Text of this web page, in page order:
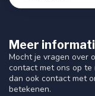
Meer
Mocht je vragen over
contact met ons op te
dan ook contact met
betekenen.